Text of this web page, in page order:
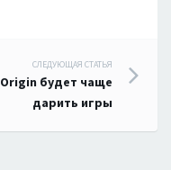
СЛЕДУЮЩАЯ СТАТЬЯ
Origin будет чаще
дарить игры